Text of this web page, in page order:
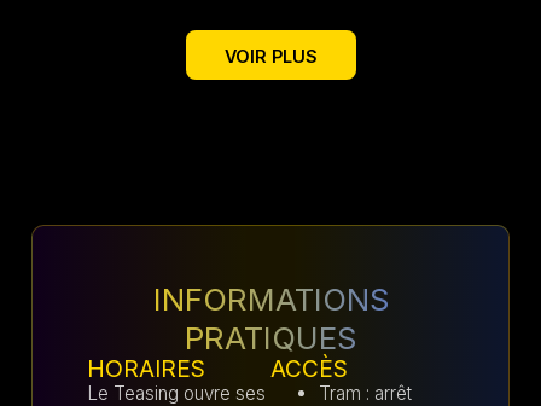
VOIR PLUS
INFORMATIONS
PRATIQUES
HORAIRES
Le Teasing ouvre ses
ACCÈS
Tram : arrêt